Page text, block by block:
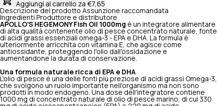
Aggiungi al carrello za €7,65
Descrizione del prodotto Assunzione raccomandata
Ingredienti Produttore e distributore
APOLLO'S HEGEMONY Fish Oil 1000mg è un integratore alimentare
di alta qualità contenente olio di pesce concentrato naturale, fonte
di acidi grassi essenziali omega-3 - EPA e DHA. La formula è
ulteriormente arricchita con vitamina E, che agisce come
antiossidante, proteggendo l'olio dall'ossidazione e
aumentandone la durata di conservazione.
Una formula naturale ricca di EPA e DHA
L'olio di pesce è una delle fonti più preziose di acidi grassi Omega-3,
che svolgono un ruolo importante nell'organismo ma non sono
prodotti in modo endogeno. Una dose dell'integratore contiene
1000 mg di concentrato naturale di olio di pesce marino, di cui 330